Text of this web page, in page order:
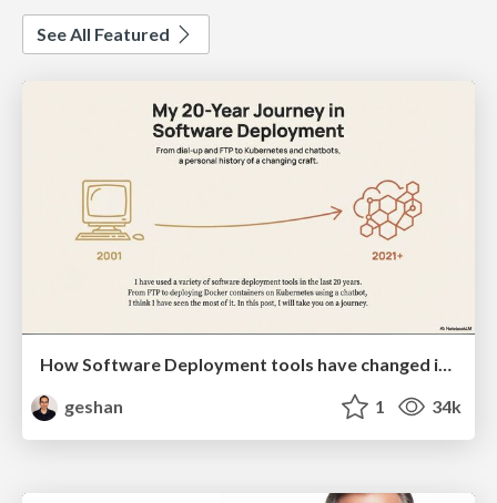
See All Featured
How Software Deployment tools have changed in the past 20 years
geshan
1 34k